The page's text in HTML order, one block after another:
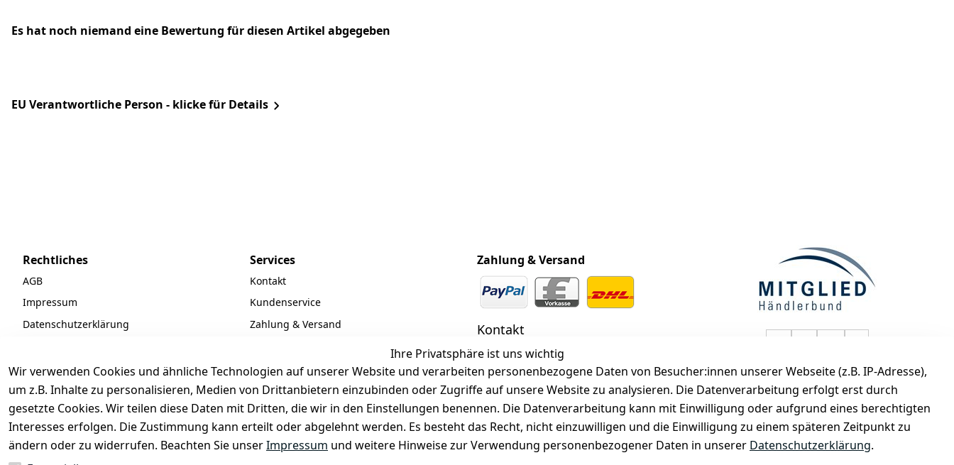
Es hat noch niemand eine Bewertung für diesen Artikel abgegeben
EU Verantwortliche Person - klicke für Details
Ihre Privatsphäre ist uns wichtig
Wir verwenden Cookies und ähnliche Technologien auf unserer Website und verarbeiten personenbezogene Daten von Besucher:innen unserer Webseite (z.B. IP-Adresse),
um z.B. Inhalte zu personalisieren, Medien von Drittanbietern einzubinden oder Zugriffe auf unsere Website zu analysieren. Die Datenverarbeitung erfolgt erst durch
gesetzte Cookies. Wir teilen diese Daten mit Dritten, die wir in den Einstellungen benennen. Die Datenverarbeitung kann mit Einwilligung oder aufgrund eines berechtigten
Interesses erfolgen. Die Zustimmung kann erteilt oder abgelehnt werden. Es besteht das Recht, nicht einzuwilligen und die Einwilligung zu einem späteren Zeitpunkt zu
ändern oder zu widerrufen. Beachten Sie unserImpressum und weitere Hinweise zur Verwendung personenbezogener Daten in unserer Datenschutzerklärung.
Rechtliches
AGB
Impressum
Datenschutzerklärung
Services
Kontakt
Kundenservice
Zahlung & Versand
Newsletter
Unsere Partner
FAQ
Zahlung & Versand
Kontakt
+49 (0)6185 2457
Mail: info@selected-lights.de
Unter den Weingärten 42
63546 Hammersbach